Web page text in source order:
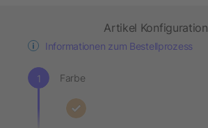
Artikel Konfiguration
Informationen zum Bestellprozess
Farbe